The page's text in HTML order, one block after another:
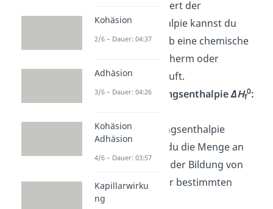
berechneten Wert der
Reaktionsenthalpie kannst du
vorhersagen, ob eine chemische
Reaktion endotherm oder
exotherm verläuft.
StandardbildungsenthalpieΔHf
0:
Standardbildungsenthalpie
0
verstehst du die Menge an
Wärme, die bei der Bildung von
einem Mol einer bestimmten
Substanz bei
Kohäsion
2/6 – Dauer: 04:37
Adhäsion
3/6 – Dauer: 04:26
Kohäsion
Adhäsion
4/6 – Dauer: 03:57
Kapillarwirku
ng